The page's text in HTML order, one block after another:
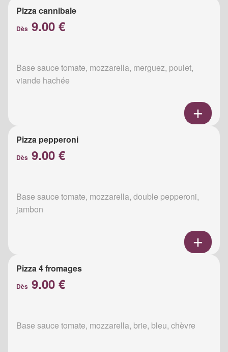
Pizza cannibale
Dès 9.00 €
Base sauce tomate, mozzarella, merguez, poulet,
viande hachée
Pizza pepperoni
Dès 9.00 €
Base sauce tomate, mozzarella, double pepperoni,
jambon
Pizza 4 fromages
Dès 9.00 €
Base sauce tomate, mozzarella, brie, bleu, chèvre